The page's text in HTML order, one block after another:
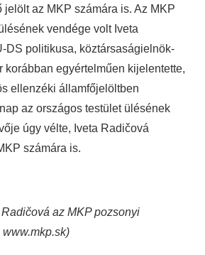
jelölt az MKP számára is. Az MKP
vendége volt Iveta
DS politikusa, köztársaságielnök-
korábban egyértelműen kijelentette,
ellenzéki államfőjelöltben
az országos testület ülésének
úgy vélte, Iveta Radičová
számára is.
az MKP pozsonyi